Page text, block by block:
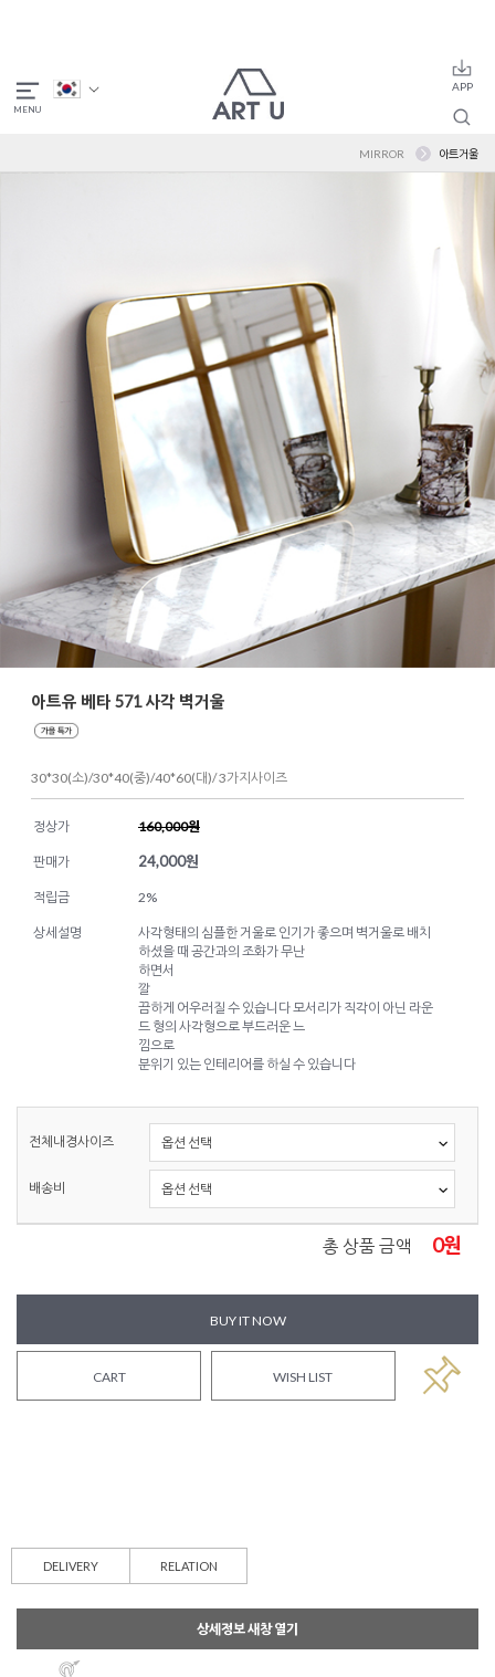
MIRROR 아트거울
아트유 베타 571 사각 벽거울
30*30(소)/30*40(중)/40*60(대)/ 3가지사이즈
정상가 160,000원
판매가 24,000원
적립금 2%
상세설명
사각형태의 심플한 거울로 인기가 좋으며 벽거울로 배치
하셨을 때 공간과의 조화가 무난
하면서
깔
끔하게 어우러질 수 있습니다 모서리가 직각이 아닌 라운
드 형의 사각형으로 부드러운 느
낌으로
분위기 있는 인테리어를 하실 수 있습니다
전체내경사이즈
배송비
총 상품 금액 0원
BUY IT NOW
CART WISH LIST
DELIVERY RELATION
상세정보 새창 열기